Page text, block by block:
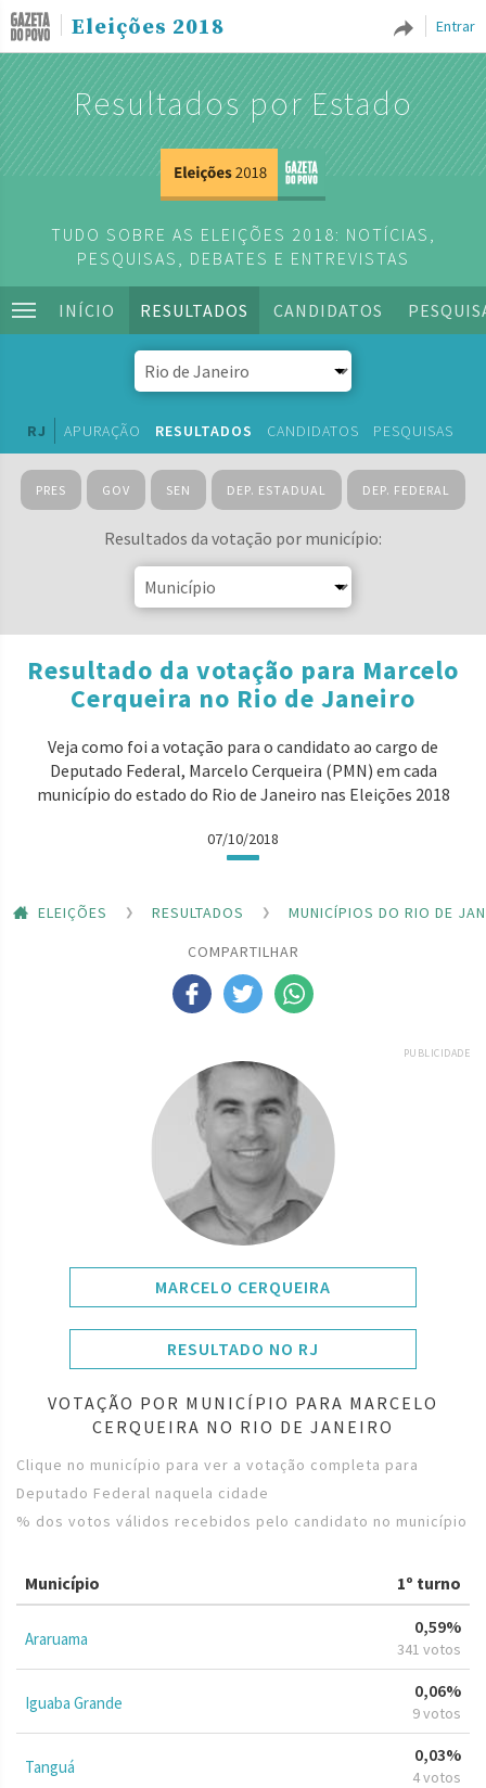
Entrar
Eleições 2018
Resultados por Estado
TUDO SOBRE AS ELEIÇÕES 2018: NOTÍCIAS,
PESQUISAS, DEBATES E ENTREVISTAS
INÍCIO RESULTADOS CANDIDATOS
RJ APURAÇÃO RESULTADOS CANDIDATOS PESQUISAS
PRES GOV SEN DEP. ESTADUAL DEP. FEDERAL
Resultados da votação por município:
Resultado da votação para Marcelo
Cerqueira no Rio de Janeiro
Veja como foi a votação para o candidato ao cargo de
Deputado Federal, Marcelo Cerqueira (PMN) em cada
município do estado do Rio de Janeiro nas Eleições 2018
07/10/2018
ELEIÇÕES RESULTADOS
MUNICÍPIOS DO RIO DE
COMPARTILHAR
PUBLICIDADE
MARCELO CERQUEIRA
RESULTADO NO RJ
VOTAÇÃO POR MUNICÍPIO PARA MARCELO
CERQUEIRA NO RIO DE JANEIRO
Clique no município para ver a votação completa para
Deputado Federal naquela cidade
% dos votos válidos recebidos pelo candidato no município
Município 1º turno
Araruama
0,59%
341 votos
Iguaba Grande
0,06%
9 votos
Tanguá
0,03%
4 votos